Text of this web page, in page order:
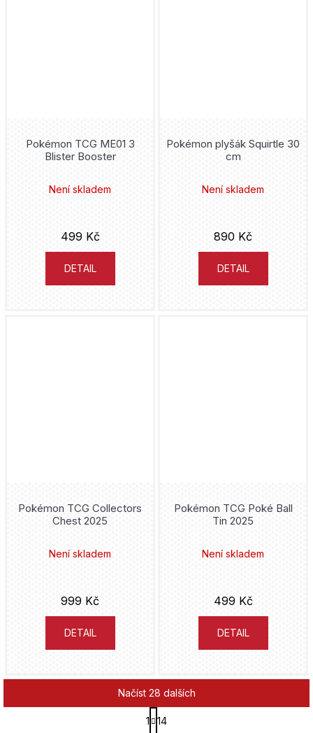
Pokémon TCG ME01 3
Blister Booster
Není skladem
499 Kč
DETAIL
Pokémon plyšák Squirtle 30
cm
Není skladem
890 Kč
DETAIL
Pokémon TCG Collectors
Chest 2025
Není skladem
999 Kč
DETAIL
Pokémon TCG Poké Ball
Tin 2025
Není skladem
499 Kč
DETAIL
Načíst 28 dalších
S
t
1
14